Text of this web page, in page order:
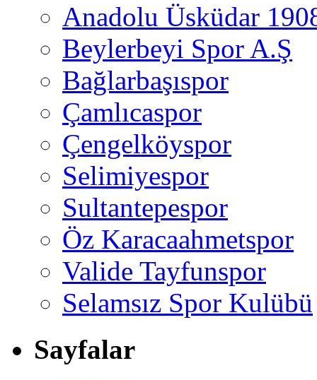
Anadolu Üsküdar
Beylerbeyi Spor A.Ş
Bağlarbaşıspor
Çamlıcaspor
Çengelköyspor
Selimiyespor
Sultantepespor
Öz Karacaahmetspor
Valide Tayfunspor
Selamsız Spor Kulübü
Sayfalar